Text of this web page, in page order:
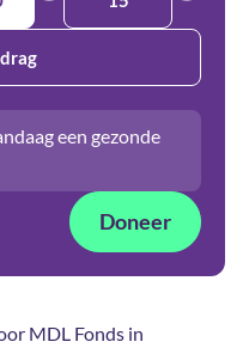
een gezonde
Doneer
MDL Fonds in